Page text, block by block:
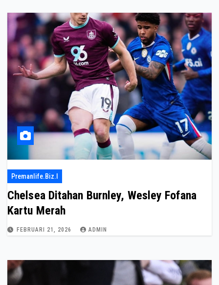
Premanlife.biz.i
Chelsea Ditahan Burnley, Wesley Fofana
Kartu Merah
FEBRUARI 21, 2026 ADMIN